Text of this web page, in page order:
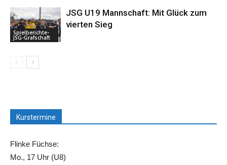
Spielberichte-
JSG-Grafschaft
JSG U19 Mannschaft: Mit Glück zum
vierten Sieg
Kurstermine
Flinke Füchse:
Mo., 17 Uhr (U8)